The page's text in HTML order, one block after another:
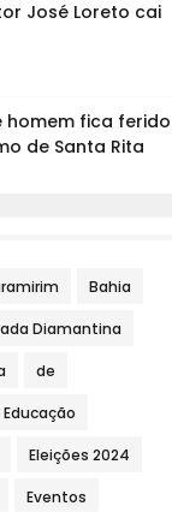
José Loreto cai
homem fica ferido
de Santa Rita
Bahia
Diamantina
de
Educação
Eleições 2024
Eventos